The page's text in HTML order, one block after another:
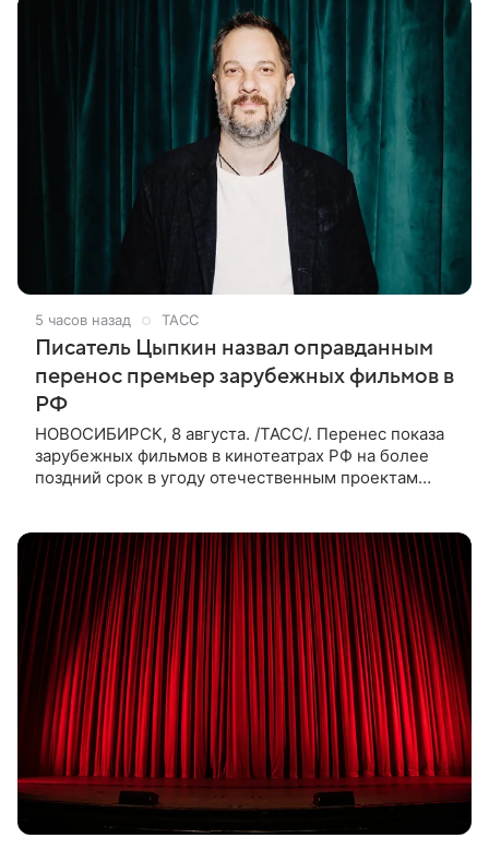
5 часов назад ТАСС
Писатель Цыпкин назвал оправданным
перенос премьер зарубежных фильмов в
РФ
НОВОСИБИРСК, 8 августа. /ТАСС/. Перенес показа
зарубежных фильмов в кинотеатрах РФ на более
поздний срок в угоду отечественным проектам